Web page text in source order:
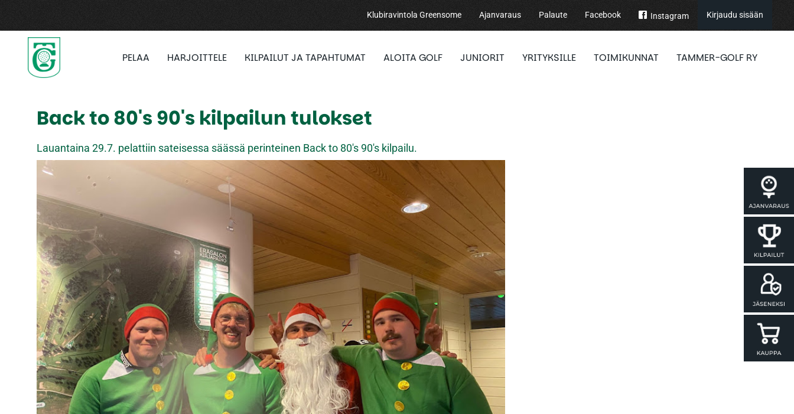
Klubiravintola Greensome Ajanvaraus Palaute Facebook Instagram Kirjaudu sisään
PELAA HARJOITTELE KILPAILUT JA TAPAHTUMAT ALOITA GOLF JUNIORIT YRITYKSILLE TOIMIKUNNAT TAMMER-GOLF RY
Back to 80's 90's kilpailun tulokset
Lauantaina 29.7. pelattiin sateisessa säässä perinteinen Back to 80's 90's kilpailu.